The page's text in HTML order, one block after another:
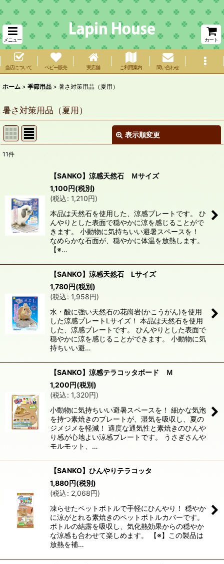
メニュー カート
当店について ベビー販売 実店舗 ご利用案内 問い合わせ
ホーム > 季節用品 > 暑さ対策用品（夏用）
暑さ対策用品（夏用）
表示順変更
並び順:
絞り込む
11件
【SANKO】涼感天然石 Ｍサイズ
1,100円(税別)
(税込: 1,210円)
本品は天然石を使用した、涼感プレートです。 ひ
んやりとした表面で穏やかに涼を感じることがで
きます。 小動物に気持ちいい避暑スペースを！
なめらかな石面が、穏やかに体温を放熱します。
【※…
【SANKO】涼感天然石 Lサイズ
1,780円(税別)
(税込: 1,958円)
水・酸に強い天然石の花崗岩(かこうがん)を使用
した涼感プレートLサイズ！ 本品は天然石を使用
した、涼感プレートです。 ひんやりとした表面で
穏やかに涼を感じることができます。 小動物に気
持ちいい避…
【SANKO】涼感テラコッタボード Ｍ
1,200円(税別)
(税込: 1,320円)
小動物に気持ちいい避暑スペースを！ 細かな気泡
を持つ素焼きのプレートが、湿気を吸収し、夏の
ジメジメを軽減！ 適度な通気性と素焼きのひんや
り感が心地よい涼感プレートです。 うさぎさんや
モルモット、…
【SANKO】ひんやりテラコッタ
1,880円(税別)
(税込: 2,068円)
凍らせたペットボトルで手軽にひんやり！ 穏やか
に涼がとれる素焼きのペットボトルカバーです。
ボトルの結露を吸収し、気化熱効果からの穏やか
な涼感も合わせて楽しめます。 【※】この製品は
放熱を補…